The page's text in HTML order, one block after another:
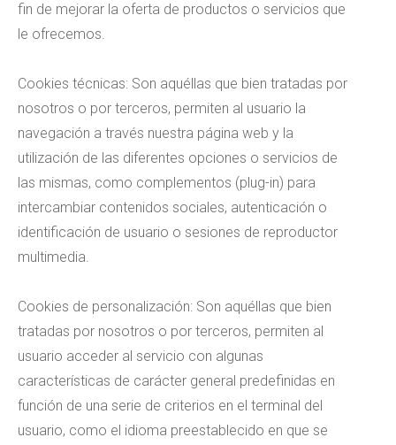
fin de mejorar la oferta de productos o servicios que
le ofrecemos.
Cookies técnicas: Son aquéllas que bien tratadas por
nosotros o por terceros, permiten al usuario la
navegación a través nuestra página web y la
utilización de las diferentes opciones o servicios de
las mismas, como complementos (plug-in) para
intercambiar contenidos sociales, autenticación o
identificación de usuario o sesiones de reproductor
multimedia.
Cookies de personalización: Son aquéllas que bien
tratadas por nosotros o por terceros, permiten al
usuario acceder al servicio con algunas
características de carácter general predefinidas en
función de una serie de criterios en el terminal del
usuario, como el idioma preestablecido en que se